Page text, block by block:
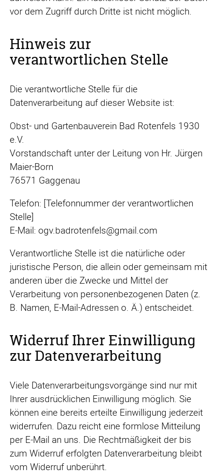
vor dem Zugriff durch Dritte ist nicht möglich.
Hinweis zur
verantwortlichen Stelle
Die verantwortliche Stelle für die
Datenverarbeitung auf dieser Website ist:
Obst- und Gartenbauverein Bad Rotenfels 1930
e.V.
Vorstandschaft unter der Leitung von Hr. Jürgen
Maier-Born
76571 Gaggenau
Telefon: [Telefonnummer der verantwortlichen
Stelle]
E‑Mail: ogv.badrotenfels@gmail.com
Verantwortliche Stelle ist die natürliche oder
juristische Person, die allein oder gemeinsam mit
anderen über die Zwecke und Mittel der
Verarbeitung von personenbezogenen Daten (z.
B. Namen, E‑Mail-Adressen o. Ä.) entscheidet.
Widerruf Ihrer Einwilligung
zur Datenverarbeitung
Viele Datenverarbeitungsvorgänge sind nur mit
Ihrer ausdrücklichen Einwilligung möglich. Sie
können eine bereits erteilte Einwilligung jederzeit
widerrufen. Dazu reicht eine formlose Mitteilung
per E‑Mail an uns. Die Rechtmäßigkeit der bis
zum Widerruf erfolgten Datenverarbeitung bleibt
vom Widerruf unberührt.